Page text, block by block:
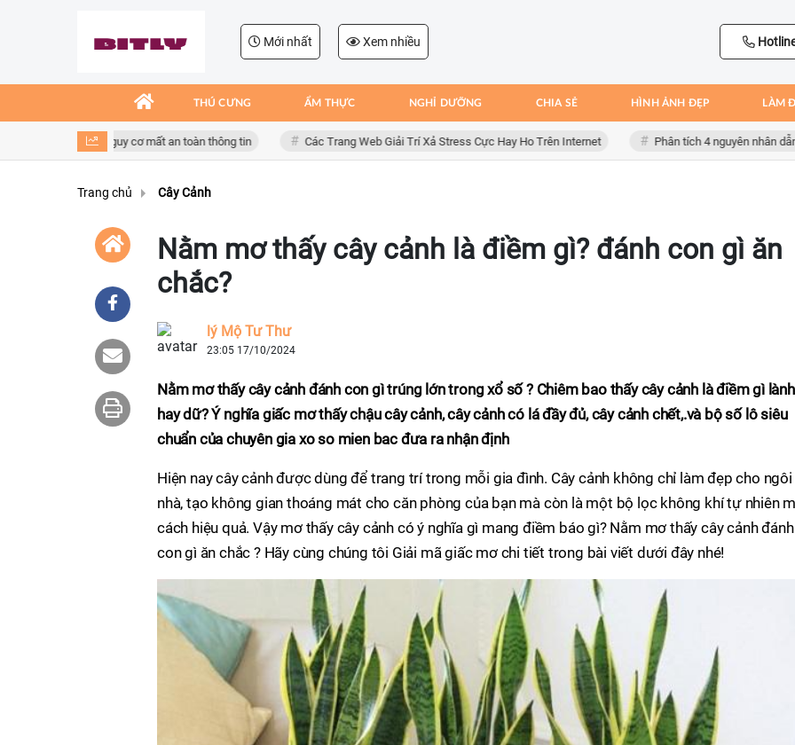
Mới nhất Xem nhiều
THÚ CƯNG ẨM THỰC NGHỈ DƯỠNG CHIA SẺ HÌNH ẢNH ĐẸP LÀM
giả mạo, nguy cơ mất an toàn thông tin Các Trang Web Giải Trí Xả Stress Cực Hay Ho Trên Internet Phân tích 4 nguyên nhân dẫn đến
Trang chủ Cây Cảnh
Nằm mơ thấy cây cảnh là điềm gì? đánh con gì ăn
chắc?
lý Mộ Tư Thư
23:05 17/10/2024
Nằm mơ thấy cây cảnh đánh con gì trúng lớn trong xổ số ? Chiêm bao thấy cây cảnh là điềm gì lành
hay dữ? Ý nghĩa giấc mơ thấy chậu cây cảnh, cây cảnh có lá đầy đủ, cây cảnh chết,.và bộ số lô siêu
chuẩn của chuyên gia xo so mien bac đưa ra nhận định
Hiện nay cây cảnh được dùng để trang trí trong mỗi gia đình. Cây cảnh không chỉ làm đẹp cho ngôi
nhà, tạo không gian thoáng mát cho căn phòng của bạn mà còn là một bộ lọc không khí tự nhiên
cách hiệu quả. Vậy mơ thấy cây cảnh có ý nghĩa gì mang điềm báo gì? Nằm mơ thấy cây cảnh đánh
con gì ăn chắc ? Hãy cùng chúng tôi Giải mã giấc mơ chi tiết trong bài viết dưới đây nhé!